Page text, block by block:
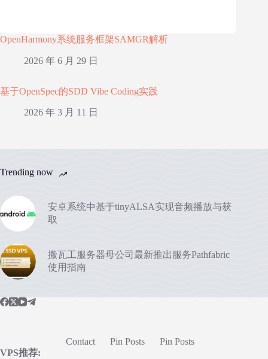
OpenHarmony系统服务框架SAMGR解析
2026 年 6 月 29 日
基于OpenSpec的SDD Vibe Coding实践
2026 年 3 月 11 日
Trending now
安卓系统中基于tinyALSA实现音频播放与获
取
搬瓦工服务器母公司最新推出服务Pathfabric
使用指南
Contact Pin Posts
Pin Posts
VPS推荐: